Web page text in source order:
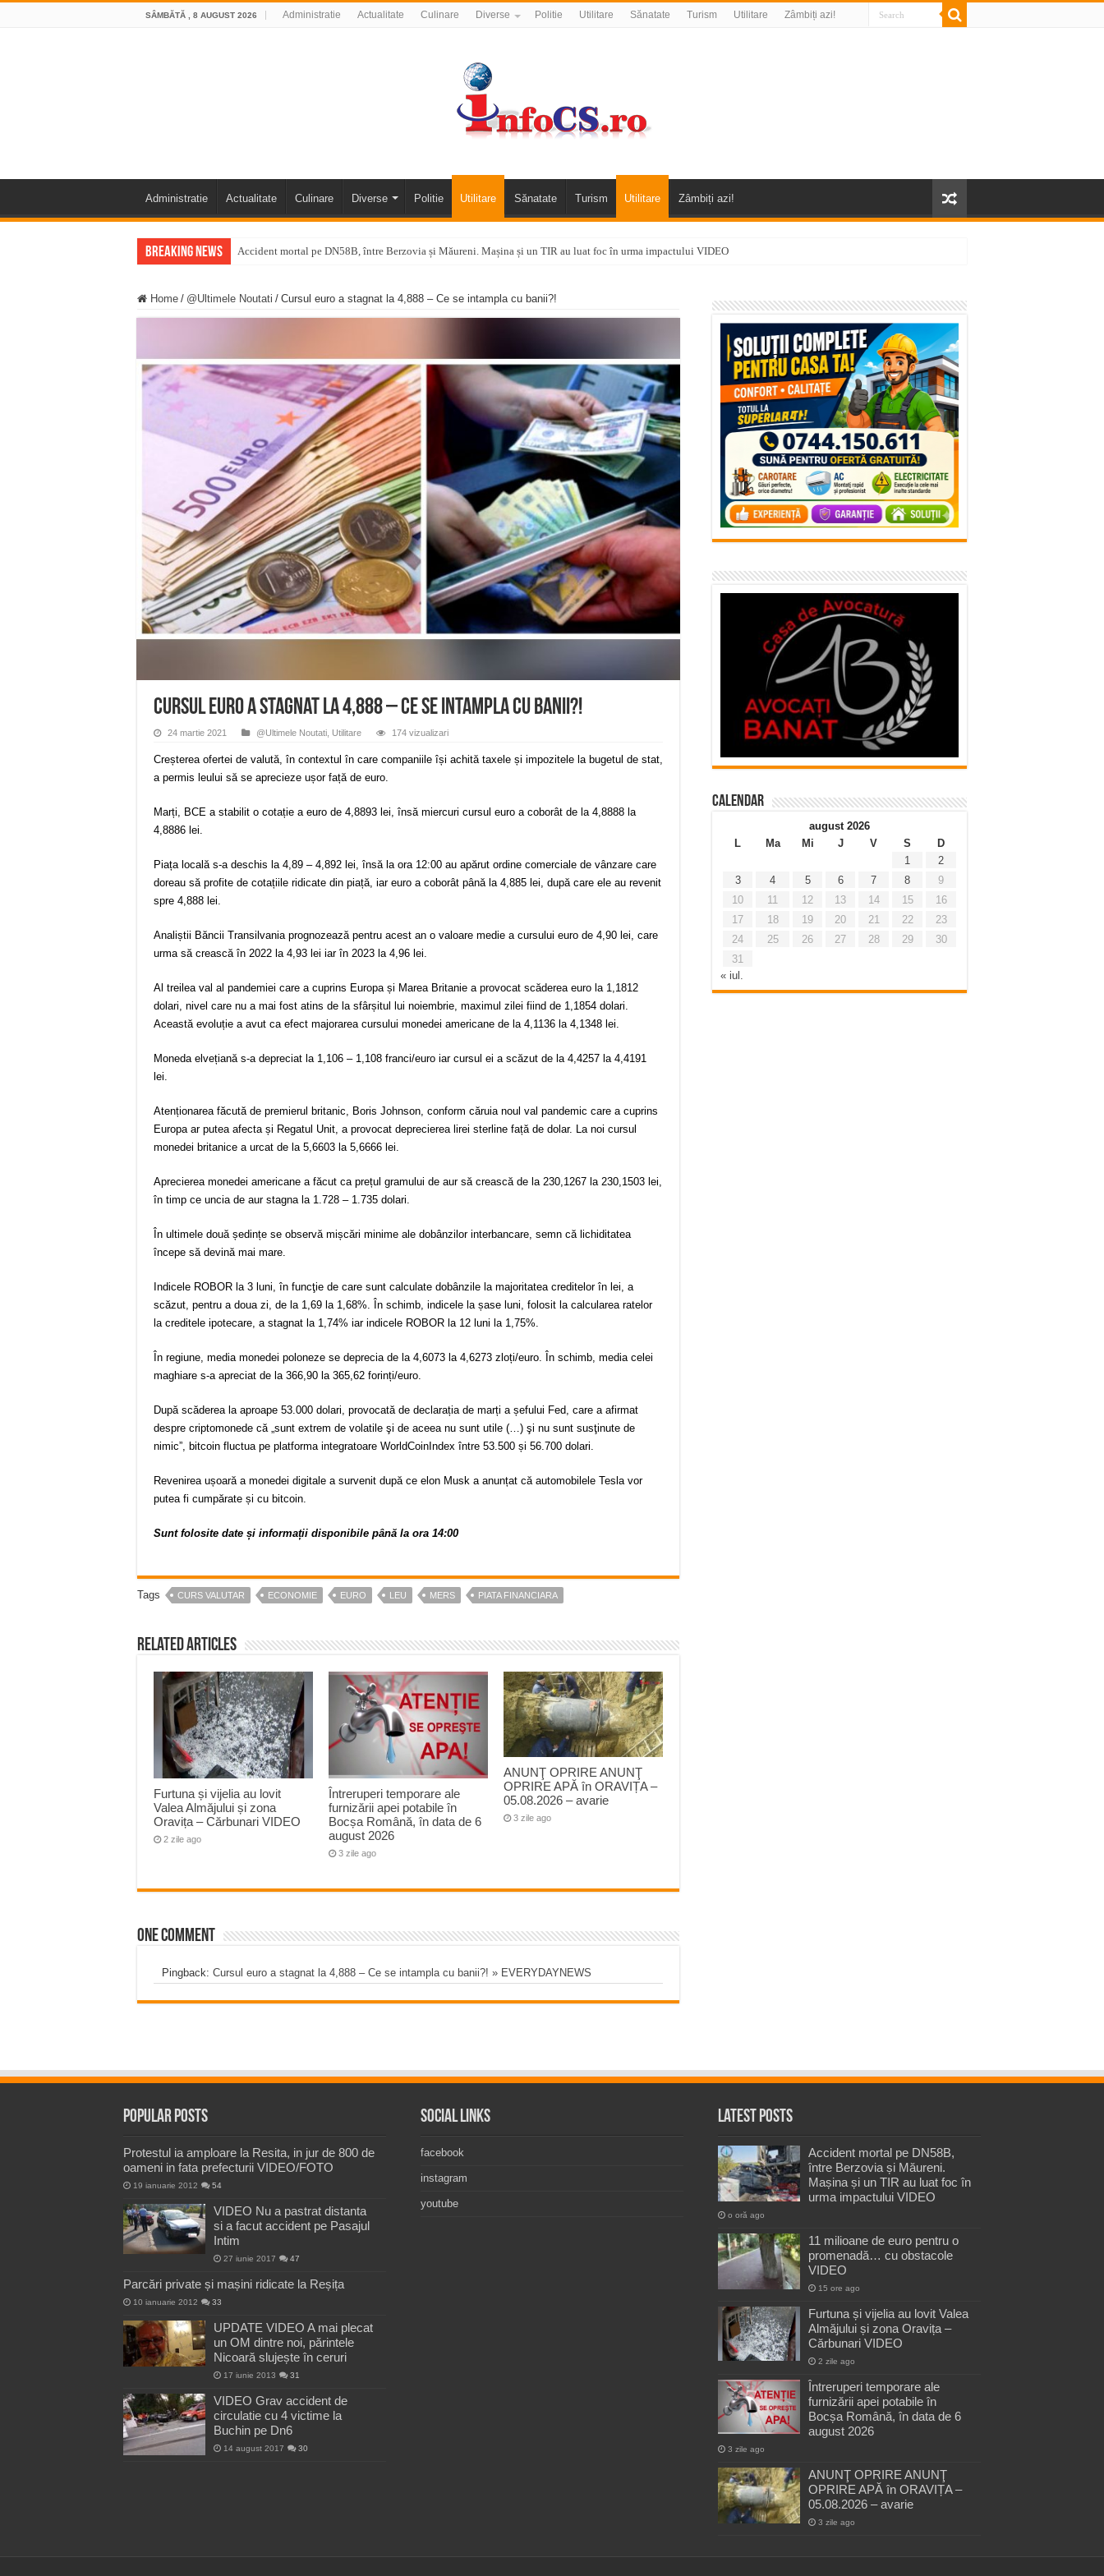
SÂMBĂTĂ , 8 AUGUST 2026 Administratie Actualitate Culinare Diverse Politie Utilitare Sănatate Turism Utilitare Zâmbiți azi!
Administratie Actualitate Culinare Diverse Politie Utilitare Sănatate Turism Utilitare Zâmbiți azi!
Breaking News Accident mortal pe DN58B, între Berzovia și Măureni. Mașina și un TIR au luat foc în urma impactului VIDEO
Furtuna și vijelia au lovit Valea Almăjului și zona Oravița – Cărbunari VIDEO
ANUNŢ OPRIRE ANUNŢ OPRIRE APĂ în ORAVIȚA – 05.08.2026 – avarie
Anunț important – Închidere temporară Podul de Piatră din Herculane
Ștrandul Termal Ring din Oravița – locul unde natura a ascuns un izvor de sănătate VIDEO
Miresme de lavandă, mentă și flori de vară și râsete de copii la Carașova VIDEO
ANUNȚ OPRIRE APĂ în Reșița – avarie – 04.08.2026 – str. Văliugului și Plastomet
ANUNŢ OPRIRE APĂ în CARANSEBEȘ – 04.08.2026 – avarie – Calea Severinului
Home / @Ultimele Noutati / Cursul euro a stagnat la 4,888 – Ce se intampla cu banii?!
Cursul euro a stagnat la 4,888 – Ce se intampla cu banii?!
24 martie 2021 @Ultimele Noutati Utilitare 174 vizualizari
Creșterea ofertei de valută, în contextul în care companiile își achită taxele și impozitele la bugetul de stat,
a permis leului să se aprecieze ușor față de euro.
Marți, BCE a stabilit o cotație a euro de 4,8893 lei, însă miercuri cursul euro a coborât de la 4,8888 la
4,8886 lei.
Piața locală s-a deschis la 4,89 – 4,892 lei, însă la ora 12:00 au apărut ordine comerciale de vânzare care
doreau să profite de cotațiile ridicate din piață, iar euro a coborât până la 4,885 lei, după care ele au revenit
spre 4,888 lei.
Analiștii Băncii Transilvania prognozează pentru acest an o valoare medie a cursului euro de 4,90 lei, care
urma să crească în 2022 la 4,93 lei iar în 2023 la 4,96 lei.
Al treilea val al pandemiei care a cuprins Europa și Marea Britanie a provocat scăderea euro la 1,1812
dolari, nivel care nu a mai fost atins de la sfârșitul lui noiembrie, maximul zilei fiind de 1,1854 dolari.
Această evoluție a avut ca efect majorarea cursului monedei americane de la 4,1136 la 4,1348 lei.
Moneda elvețiană s-a depreciat la 1,106 – 1,108 franci/euro iar cursul ei a scăzut de la 4,4257 la 4,4191
lei.
Atenționarea făcută de premierul britanic, Boris Johnson, conform căruia noul val pandemic care a cuprins
Europa ar putea afecta și Regatul Unit, a provocat deprecierea lirei sterline față de dolar. La noi cursul
monedei britanice a urcat de la 5,6603 la 5,6666 lei.
Aprecierea monedei americane a făcut ca prețul gramului de aur să crească de la 230,1267 la 230,1503 lei,
în timp ce uncia de aur stagna la 1.728 – 1.735 dolari.
În ultimele două ședințe se observă mișcări minime ale dobânzilor interbancare, semn că lichiditatea
începe să devină mai mare.
Indicele ROBOR la 3 luni, în funcţie de care sunt calculate dobânzile la majoritatea creditelor în lei, a
scăzut, pentru a doua zi, de la 1,69 la 1,68%. În schimb, indicele la șase luni, folosit la calcularea ratelor
la creditele ipotecare, a stagnat la 1,74% iar indicele ROBOR la 12 luni la 1,75%.
În regiune, media monedei poloneze se deprecia de la 4,6073 la 4,6273 zloți/euro. În schimb, media celei
maghiare s-a apreciat de la 366,90 la 365,62 forinți/euro.
După scăderea la aproape 53.000 dolari, provocată de declarația de marți a șefului Fed, care a afirmat
despre criptomonede că „sunt extrem de volatile şi de aceea nu sunt utile (…) şi nu sunt susţinute de
nimic”, bitcoin fluctua pe platforma integratoare WorldCoinIndex între 53.500 și 56.700 dolari.
Revenirea ușoară a monedei digitale a survenit după ce elon Musk a anunțat că automobilele Tesla vor
putea fi cumpărate și cu bitcoin.
Sunt folosite date și informații disponibile până la ora 14:00
Tags CURS VALUTAR ECONOMIE EURO LEU MERS PIATA FINANCIARA
Related Articles
Furtuna și vijelia au lovit
Valea Almăjului și zona
Oravița – Cărbunari VIDEO
2 zile ago
Întreruperi temporare ale
furnizării apei potabile în
Bocșa Română, în data de 6
august 2026
3 zile ago
ANUNŢ OPRIRE ANUNŢ
OPRIRE APĂ în ORAVIȚA –
05.08.2026 – avarie
3 zile ago
One comment
Pingback: Cursul euro a stagnat la 4,888 – Ce se intampla cu banii?! » EVERYDAYNEWS
Calendar
august 2026
L
Ma Mi J V S
D
1
2
3
4 5 6 7 8
9
10
11 12 13 14 15
16
17
18 19 20 21 22
23
24
25 26 27 28 29
30
31
« iul.
Popular Posts
Protestul ia amploare la Resita, in jur de 800 de
oameni in fata prefecturii VIDEO/FOTO
19 ianuarie 2012 54
VIDEO Nu a pastrat distanta
si a facut accident pe Pasajul
Intim
27 iunie 2017 47
Parcări private și mașini ridicate la Reșița
10 ianuarie 2012 33
UPDATE VIDEO A mai plecat
un OM dintre noi, părintele
Nicoară slujește în ceruri
17 iunie 2013 31
VIDEO Grav accident de
circulatie cu 4 victime la
Buchin pe Dn6
14 august 2017 30
Social Links
facebook
instagram
youtube
Latest Posts
Accident mortal pe DN58B,
între Berzovia și Măureni.
Mașina și un TIR au luat foc în
urma impactului VIDEO
o oră ago
11 milioane de euro pentru o
promenadă… cu obstacole
VIDEO
15 ore ago
Furtuna și vijelia au lovit Valea
Almăjului și zona Oravița –
Cărbunari VIDEO
2 zile ago
Întreruperi temporare ale
furnizării apei potabile în
Bocșa Română, în data de 6
august 2026
3 zile ago
ANUNŢ OPRIRE ANUNŢ
OPRIRE APĂ în ORAVIȚA –
05.08.2026 – avarie
3 zile ago